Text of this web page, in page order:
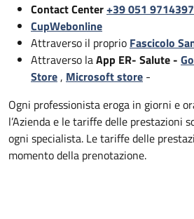
Contact Center+39 051 9714397
CupWebonline
Attraverso il proprio Fascicolo
Attraverso laApp ER- Salute -
Store, Microsoft store -
Ogni professionista eroga in giorni e
l’Azienda e le tariffe delle prestazioni
ogni specialista. Le tariffe delle
momento della prenotazione.